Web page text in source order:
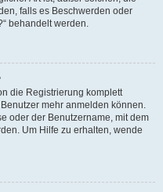
falls es Beschwerden oder
behandelt werden.
die Registrierung komplett
mehr anmelden können.
oder der Benutzername, mit dem
Um Hilfe zu erhalten, wende